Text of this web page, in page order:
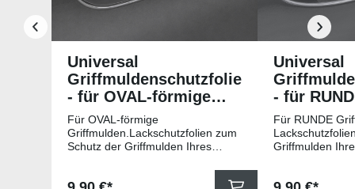
Universal
Griffmuldenschutzfolie
- für OVAL-förmige
Griffmulden
Für OVAL-förmige
Griffmulden.Lackschutzfolien zum
Schutz der Griffmulden Ihres
Schutzfolie gegen Kratzer in den
Griffmulden. Die Pads sind 78mm
Regulärer Preis:
Universal
- für
Für RUNDE
Griffmulden
Die Pads sind
Regulärer